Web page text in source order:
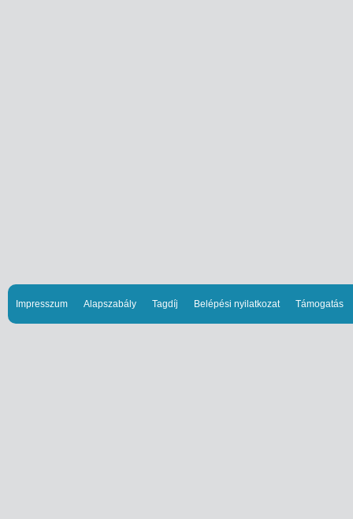
Impresszum Alapszabály Tagdíj Belépési nyilatkozat Támogatás